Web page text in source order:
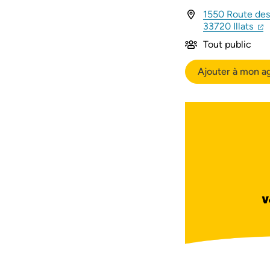
1550 Route
33720 Illats
Tout public
Ajouter à mon